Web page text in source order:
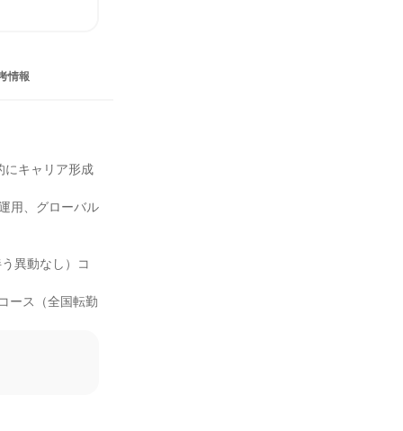
情報
にキャリア形成
用、グローバル
異動なし）コ
ース（全国転勤